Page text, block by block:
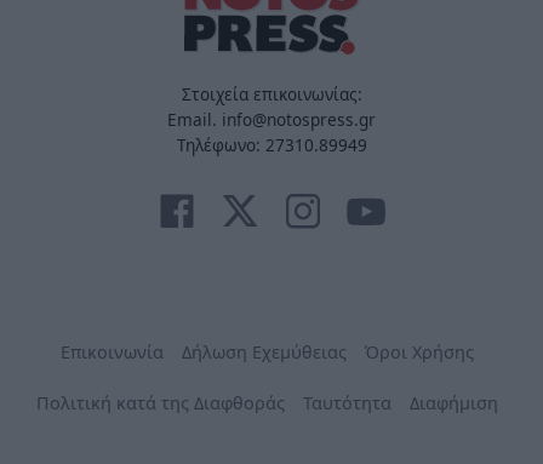
Στοιχεία επικοινωνίας:
Email. info@notospress.gr
Τηλέφωνο: 27310.89949
Επικοινωνία Δήλωση Εχεμύθειας Όροι Χρήσης
Πολιτική κατά της Διαφθοράς Ταυτότητα Διαφήμιση